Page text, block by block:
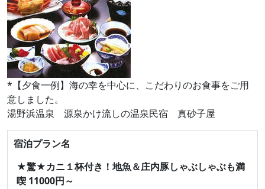
*【夕食一例】海の幸を中心に、こだわりのお食事をご用
意しました。
湯野浜温泉 源泉かけ流しの温泉民宿 真砂子屋
宿泊プラン名
★驚★カニ１杯付き！地魚＆庄内豚しゃぶしゃぶも満
喫 11000円～